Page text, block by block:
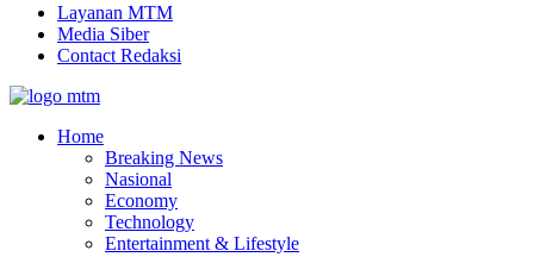
Layanan MTM
Media Siber
Contact Redaksi
Home
Breaking News
Nasional
Economy
Technology
Entertainment & Lifestyle